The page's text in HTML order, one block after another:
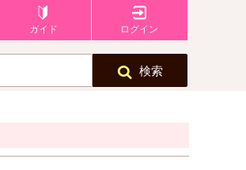
ガイド ログイン
検索